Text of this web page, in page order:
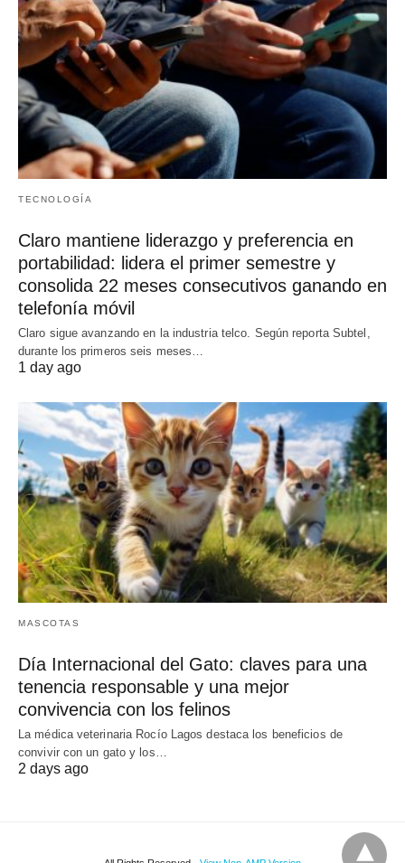
TECNOLOGÍA
Claro mantiene liderazgo y preferencia en
portabilidad: lidera el primer semestre y
consolida 22 meses consecutivos ganando en
telefonía móvil
Claro sigue avanzando en la industria telco. Según reporta Subtel,
durante los primeros seis meses…
1 day ago
MASCOTAS
Día Internacional del Gato: claves para una
tenencia responsable y una mejor
convivencia con los felinos
La médica veterinaria Rocío Lagos destaca los beneficios de
convivir con un gato y los…
2 days ago